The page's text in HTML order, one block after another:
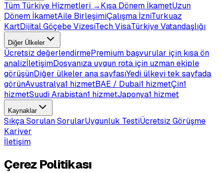
Tüm Türkiye Hizmetleri →Kısa Dönem İkametUzun
Dönem İkametAile BirleşimiÇalışma İzniTurkuaz
KartDijital Göçebe VizesiTech VisaTürkiye Vatandaşlığı
Diğer Ülkeler
Ücretsiz değerlendirmePremium başvurular için kısa ön
analizİletişimDosyanıza uygun rota için uzman ekiple
görüşünDiğer ülkeler ana sayfasıYedi ülkeyi tek sayfada
görünAvustralya1 hizmetBAE / Dubai1 hizmetÇin1
hizmetSuudi Arabistan1 hizmetJaponya1 hizmet
Kaynaklar
Sıkça Sorulan SorularUygunluk TestiÜcretsiz Görüşme
Kariyer
İletişim
Çerez Politikası